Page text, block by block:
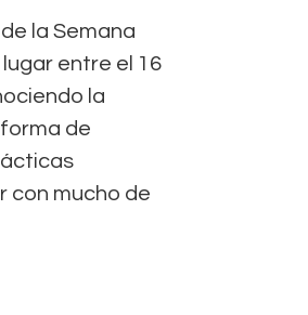
la Semana
entre el 16
la
de
con mucho de